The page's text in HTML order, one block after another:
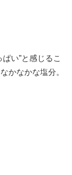
い”と感じるこ
かなかな塩分。